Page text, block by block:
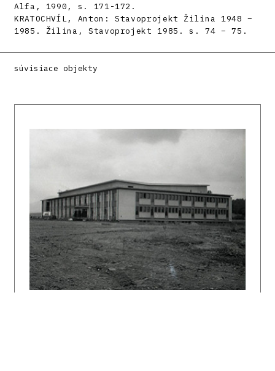
Alfa, 1990, s. 171-172.
KRATOCHVÍL, Anton: Stavoprojekt Žilina 1948 –
1985. Žilina, Stavoprojekt 1985. s. 74 – 75.
súvisiace objekty